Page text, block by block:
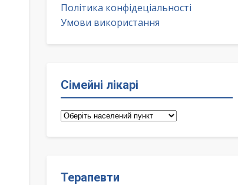
Політика конфідеціальності
Умови використання
Сімейні лікарі
Сімейні
Терапевти